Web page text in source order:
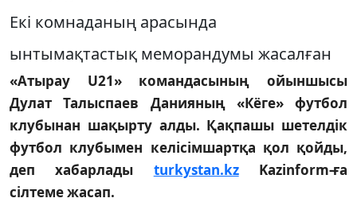
Екі комнаданың арасында
ынтымақтастық меморандумы жасалған
«Атырау U21» командасының ойыншысы
Дулат Талыспаев Данияның «Кёге» футбол
клубынан шақырту алды. Қақпашы шетелдік
футбол клубымен келісімшартқа қол қойды,
деп хабарлады turkystan.kzKazinform-ға
сілтеме жасап.